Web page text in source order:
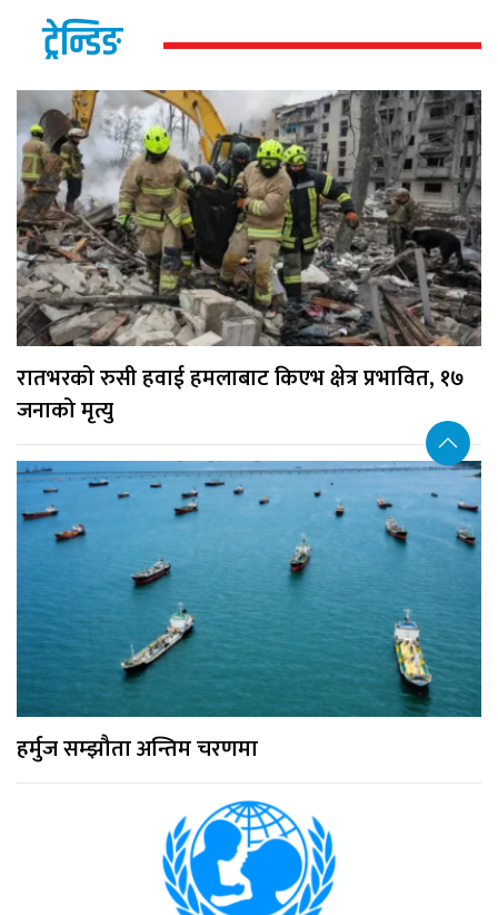
ट्रेन्डिङ
रातभरको रुसी हवाई हमलाबाट किएभ क्षेत्र प्रभावित, १७
जनाको मृत्यु
हर्मुज सम्झौता अन्तिम चरणमा